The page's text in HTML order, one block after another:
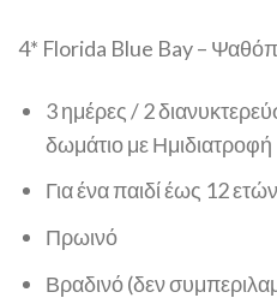
4* Florida Blue Bay –
3 ημέρες / 2
δωμάτιο με Ημιδιατροφή
Για ένα παιδί έως 12
Πρωινό
Βραδινό (δεν